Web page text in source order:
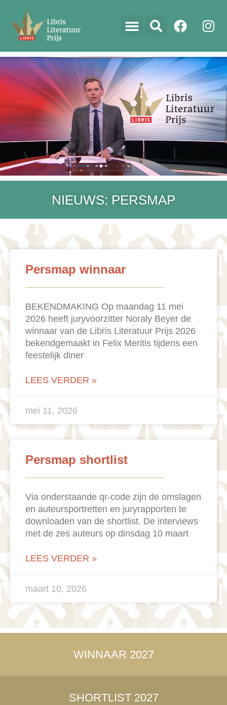
NIEUWS: PERSMAP
Persmap winnaar
BEKENDMAKING Op maandag 11 mei
2026 heeft juryvoorzitter Noraly Beyer de
winnaar van de Libris Literatuur Prijs 2026
bekendgemaakt in Felix Meritis tijdens een
feestelijk diner
LEES VERDER »
mei 11, 2026
Persmap shortlist
Via onderstaande qr-code zijn de omslagen
en auteursportretten en juryrapporten te
downloaden van de shortlist. De interviews
met de zes auteurs op dinsdag 10 maart
LEES VERDER »
maart 10, 2026
WINNAAR 2027
SHORTLIST 2027